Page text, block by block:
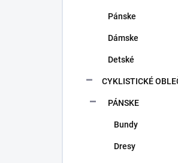
Pánske
Dámske
Detské
CYKLISTICKÉ
PÁNSKE
Bundy
Dresy